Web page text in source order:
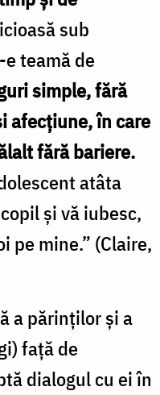
sub
teamă de
simple, fără
afecţiune, în care
fără bariere.
atâta
şi vă iubesc,
pe mine.” (Claire,
a părinţilor şi a
faţă de
dialogul cu ei în